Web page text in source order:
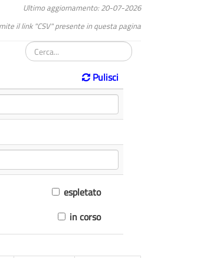
Ultimo aggiornamento: 20-07-2026
il link "CSV" presente in questa pagina
Pulisci
espletato
in corso